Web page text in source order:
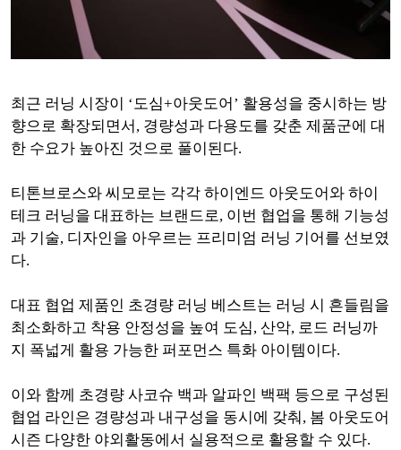
최근 러닝 시장이 ‘도심+아웃도어’ 활용성을 중시하는 방
향으로 확장되면서, 경량성과 다용도를 갖춘 제품군에 대
한 수요가 높아진 것으로 풀이된다.
티톤브로스와 씨모로는 각각 하이엔드 아웃도어와 하이
테크 러닝을 대표하는 브랜드로, 이번 협업을 통해 기능성
과 기술, 디자인을 아우르는 프리미엄 러닝 기어를 선보였
다.
대표 협업 제품인 초경량 러닝 베스트는 러닝 시 흔들림을
최소화하고 착용 안정성을 높여 도심, 산악, 로드 러닝까
지 폭넓게 활용 가능한 퍼포먼스 특화 아이템이다.
이와 함께 초경량 사코슈 백과 알파인 백팩 등으로 구성된
협업 라인은 경량성과 내구성을 동시에 갖춰, 봄 아웃도어
시즌 다양한 야외활동에서 실용적으로 활용할 수 있다.